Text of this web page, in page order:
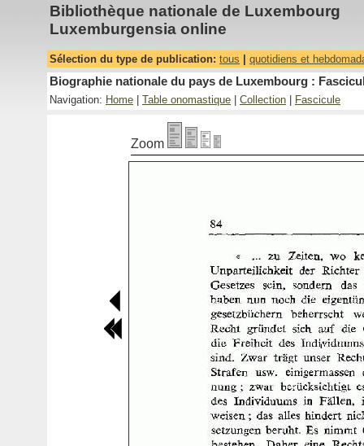
Bibliothèque nationale de Luxembourg
Luxemburgensia online
Sélection du type de publication: tous quotidiens et
Biographie nationale du pays de Luxembourg :
Navigation: Home Table onomastique Collection Fascicule
Zoom